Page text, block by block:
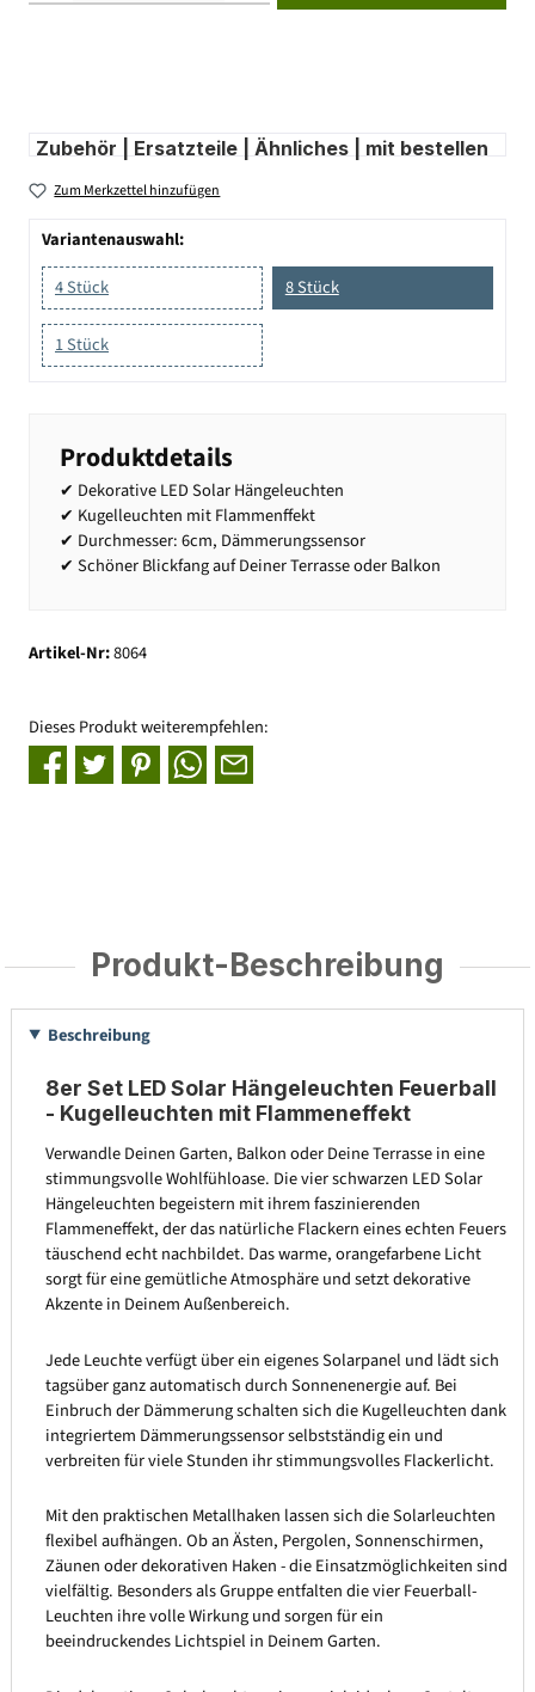
Zubehör | Ersatzteile | Ähnliches | mit bestellen
Zum Merkzettel hinzufügen
Variantenauswahl:
4 Stück
8 Stück
1 Stück
Produktdetails
✔ Dekorative LED Solar Hängeleuchten
✔ Kugelleuchten mit Flammenffekt
✔ Durchmesser: 6cm, Dämmerungssensor
✔ Schöner Blickfang auf Deiner Terrasse oder Balkon
Artikel-Nr:8064
Dieses Produkt weiterempfehlen:
Produkt-Beschreibung
Beschreibung
8er Set LED Solar Hängeleuchten Feuerball
- Kugelleuchten mit Flammeneffekt
Verwandle Deinen Garten, Balkon oder Deine Terrasse in eine
stimmungsvolle Wohlfühloase. Die vier schwarzen LED Solar
Hängeleuchten begeistern mit ihrem faszinierenden
Flammeneffekt, der das natürliche Flackern eines echten Feuers
täuschend echt nachbildet. Das warme, orangefarbene Licht
sorgt für eine gemütliche Atmosphäre und setzt dekorative
Akzente in Deinem Außenbereich.
Jede Leuchte verfügt über ein eigenes Solarpanel und lädt sich
tagsüber ganz automatisch durch Sonnenenergie auf. Bei
Einbruch der Dämmerung schalten sich die Kugelleuchten dank
integriertem Dämmerungssensor selbstständig ein und
verbreiten für viele Stunden ihr stimmungsvolles Flackerlicht.
Mit den praktischen Metallhaken lassen sich die Solarleuchten
flexibel aufhängen. Ob an Ästen, Pergolen, Sonnenschirmen,
Zäunen oder dekorativen Haken - die Einsatzmöglichkeiten sind
vielfältig. Besonders als Gruppe entfalten die vier Feuerball-
Leuchten ihre volle Wirkung und sorgen für ein
beeindruckendes Lichtspiel in Deinem Garten.